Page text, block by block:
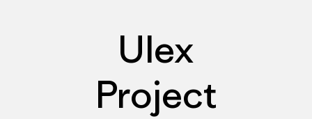
Ulex
Project